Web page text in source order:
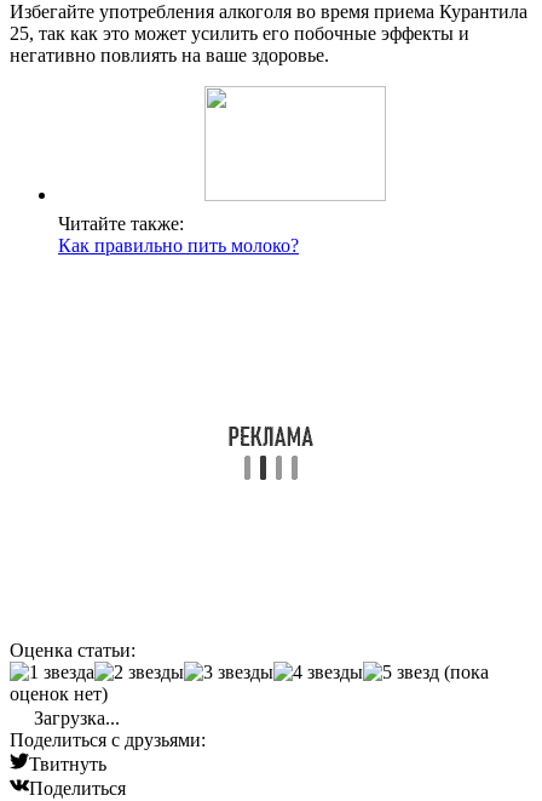
Избегайте употребления алкоголя во время приема Курантила
25, так как это может усилить его побочные эффекты и
негативно повлиять на ваше здоровье.
Читайте также:
Как правильно пить молоко?
Оценка статьи:
(пока
оценок нет)
Загрузка...
Поделиться с друзьями:
Твитнуть
Поделиться